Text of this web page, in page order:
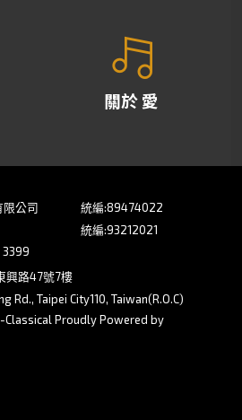
關於 愛
限公司
統編:89474022
團
統編:93212021
興路47號7樓
Rd., Taipei City110, Taiwan(R.O.C)
Proudly Powered by